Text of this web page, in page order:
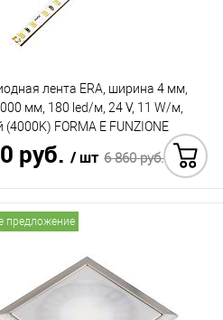
лента ERA, ширина 4 мм,
мм, 180 led/м, 24 V, 11 W/м,
(4000K) FORMA E FUNZIONE
ФУНЦИОНЕ)
руб./ шт 6 860 руб.
Купить в 1 клик
предложение